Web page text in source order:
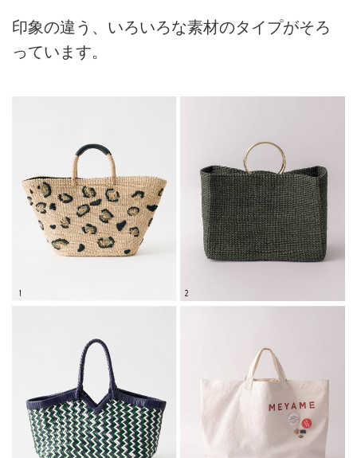
印象の違う、いろいろな素材のタイプがそろ
っています。